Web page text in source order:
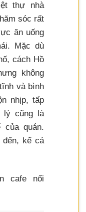
thự nhà
sóc rất
ăn uống
Mặc dù
cách Hồ
không
và bình
nhịp, tấp
lý cũng là
của quán.
đến, kể cả
cafe nổi